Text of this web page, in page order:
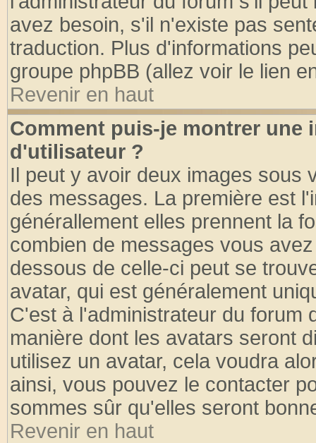
avez besoin, s'il n'existe pas
traduction. Plus d'informations
groupe phpBB (allez voir le lien
Revenir en haut
Comment puis-je montrer une
d'utilisateur ?
Il peut y avoir deux images sous
des messages. La première est
générallement elles prennent la
combien de messages vous
dessous de celle-ci peut se
avatar, qui est généralement
C'est à l'administrateur du forum
manière dont les avatars seront
utilisez un avatar, cela voudra
ainsi, vous pouvez le contacter
sommes sûr qu'elles seront
Revenir en haut